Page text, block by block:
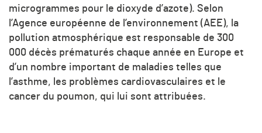
microgrammes pour le dioxyde d’azote). Selon
l’Agence européenne de l’environnement (AEE), la
pollution atmosphérique est responsable de 300
000 décès prématurés chaque année en Europe et
d’un nombre important de maladies telles que
l’asthme, les problèmes cardiovasculaires et le
cancer du poumon, qui lui sont attribuées.